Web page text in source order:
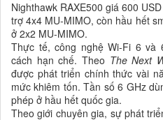
Nighthawk RAXE500 giá 600
trợ 4x4 MU-MIMO, còn hầu hết
ở 2x2 MU-MIMO.
Thực tế, công nghệ Wi-Fi 6
cách hạn chế. Theo The Next
được phát triển chính thức vài
mức khiêm tốn. Tần số 6 GHz
phép ở hầu hết quốc gia.
Theo giới chuyên gia, sự phát